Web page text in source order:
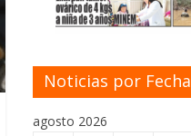
Noticias por Fecha
agosto 2026